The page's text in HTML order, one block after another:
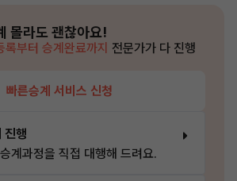
몰라도 괜찮아요!
록부터 승계완료까지 전문가가 다 진행
빠른승계 서비스 신청
행
계과정을 직접 대행해 드려요.